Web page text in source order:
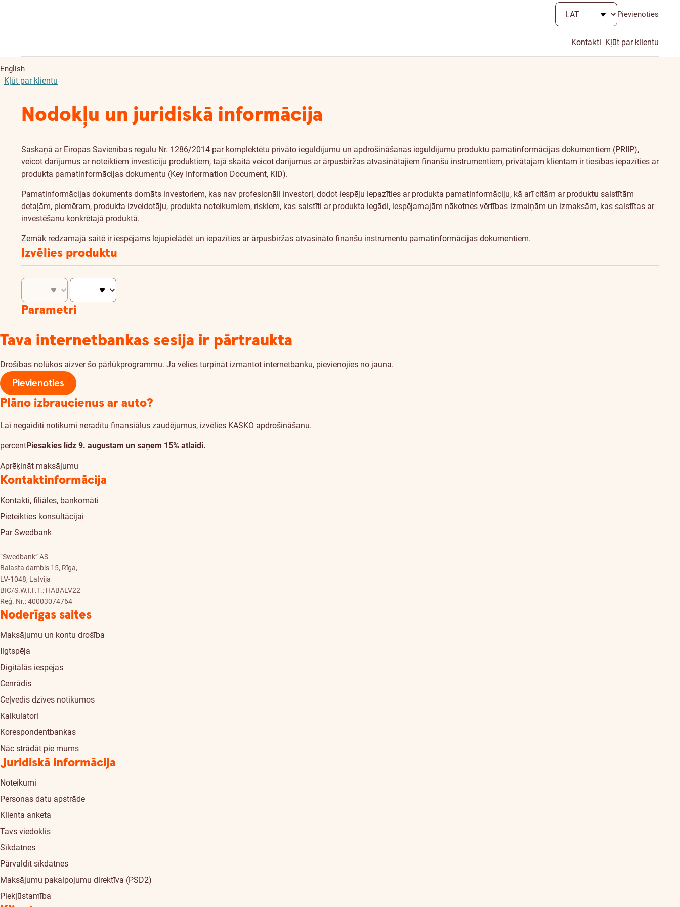
Pievienoties
Kontakti Kļūt par klientu
English
Kļūt par klientu
Nodokļu un juridiskā informācija
Saskaņā ar Eiropas Savienības regulu Nr. 1286/2014 par komplektētu privāto ieguldījumu un apdrošināšanas ieguldījumu produktu pamatinformācijas dokumentiem (PRIIP),
veicot darījumus ar noteiktiem investīciju produktiem, tajā skaitā veicot darījumus ar ārpusbiržas atvasinātajiem finanšu instrumentiem, privātajam klientam ir tiesības iepazīties ar
produkta pamatinformācijas dokumentu (Key Information Document, KID).
Pamatinformācijas dokuments domāts investoriem, kas nav profesionāli investori, dodot iespēju iepazīties ar produkta pamatinformāciju, kā arī citām ar produktu saistītām
detaļām, piemēram, produkta izveidotāju, produkta noteikumiem, riskiem, kas saistīti ar produkta iegādi, iespējamajām nākotnes vērtības izmaiņām un izmaksām, kas saistītas ar
investēšanu konkrētajā produktā.
Zemāk redzamajā saitē ir iespējams lejupielādēt un iepazīties ar ārpusbiržas atvasināto finanšu instrumentu pamatinformācijas dokumentiem.
Izvēlies produktu
Parametri
Tava internetbankas sesija ir pārtraukta
Drošības nolūkos aizver šo pārlūkprogrammu. Ja vēlies turpināt izmantot internetbanku, pievienojies no jauna.
Pievienoties
Plāno izbraucienus ar auto?
Lai negaidīti notikumi neradītu finansiālus zaudējumus, izvēlies KASKO apdrošināšanu.
percentPiesakies līdz 9. augustam un saņem 15% atlaidi.
Aprēķināt maksājumu
Kontaktinformācija
Kontakti, filiāles, bankomāti
Pieteikties konsultācijai
Par Swedbank
“Swedbank” AS
Balasta dambis 15, Rīga,
LV-1048, Latvija
BIC/S.W.I.F.T.: HABALV22
Reģ. Nr.: 40003074764
Noderīgas saites
Maksājumu un kontu drošība
Ilgtspēja
Digitālās iespējas
Cenrādis
Ceļvedis dzīves notikumos
Kalkulatori
Korespondentbankas
Nāc strādāt pie mums
Juridiskā informācija
Noteikumi
Personas datu apstrāde
Klienta anketa
Tavs viedoklis
Sīkdatnes
Pārvaldīt sīkdatnes
Maksājumu pakalpojumu direktīva (PSD2)
Piekļūstamība